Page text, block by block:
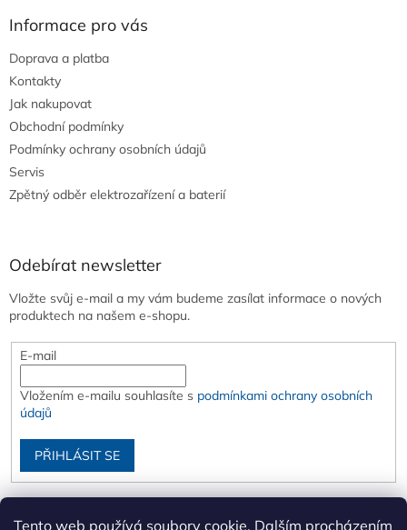
Tento web používá soubory cookie. Dalším procházením
Informace pro vás
Doprava a platba
Kontakty
Jak nakupovat
Obchodní podmínky
Podmínky ochrany osobních údajů
Servis
Zpětný odběr elektrozařízení a baterií
Odebírat newsletter
Vložte svůj e-mail a my vám budeme zasílat informace o nových
produktech na našem e-shopu.
E-mail
Vložením e-mailu souhlasíte s podmínkami ochrany osobních
údajů
PŘIHLÁSIT SE